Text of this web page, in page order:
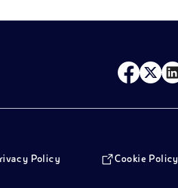
Policy Cookie Policy